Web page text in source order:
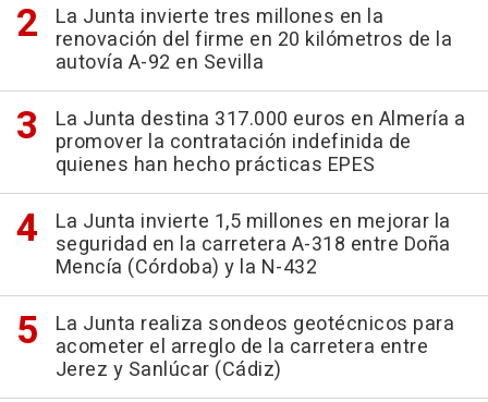
La Junta invierte tres millones en la
renovación del firme en 20 kilómetros de la
autovía A-92 en Sevilla
La Junta destina 317.000 euros en Almería a
promover la contratación indefinida de
quienes han hecho prácticas EPES
La Junta invierte 1,5 millones en mejorar la
seguridad en la carretera A-318 entre Doña
Mencía (Córdoba) y la N-432
La Junta realiza sondeos geotécnicos para
acometer el arreglo de la carretera entre
Jerez y Sanlúcar (Cádiz)